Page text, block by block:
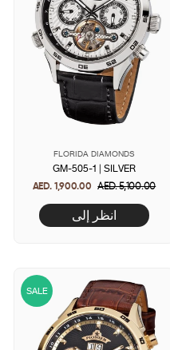
FLORIDA DIAMONDS
GM-505-1 | SILVER
AED. 1,900.00 Regular
price
AED. 5,100.00Sale
انظر إلى
SALE